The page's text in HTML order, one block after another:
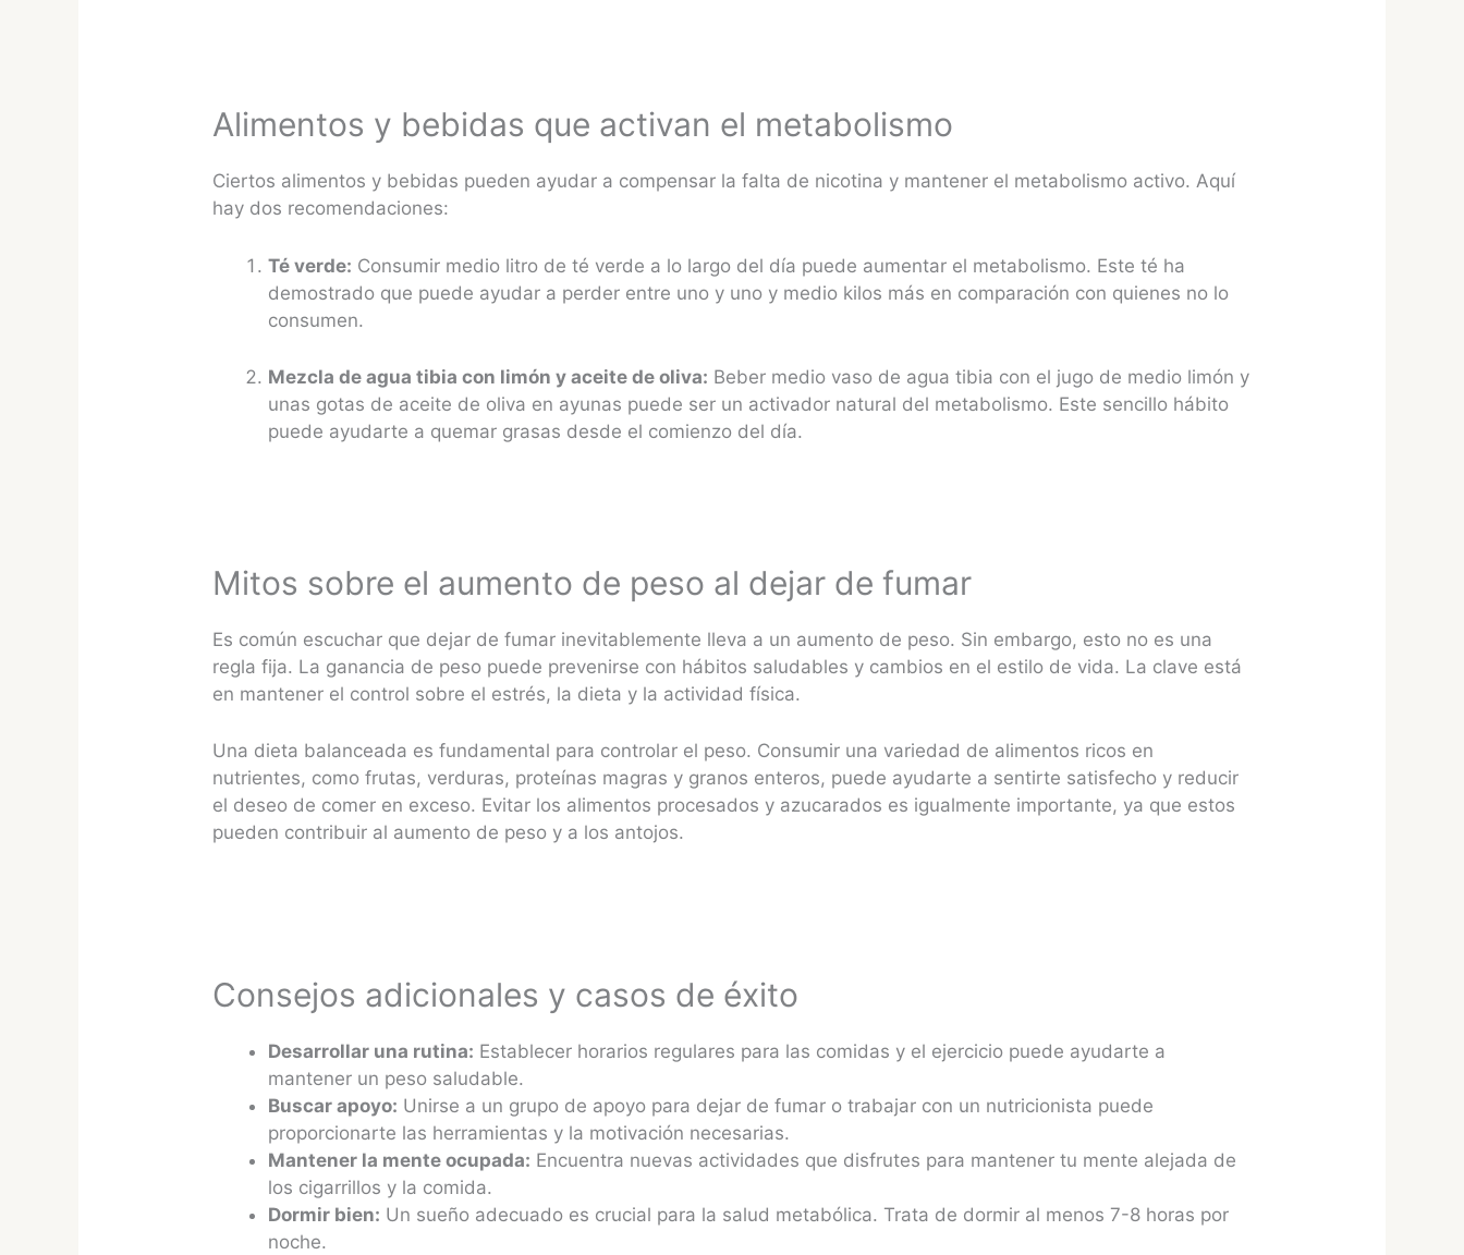
Alimentos y bebidas que activan el metabolismo
Ciertos alimentos y bebidas pueden ayudar a compensar la falta de nicotina y mantener el metabolismo activo. Aquí
hay dos recomendaciones:
Té verde: Consumir medio litro de té verde a lo largo del día puede aumentar el metabolismo. Este té ha
demostrado que puede ayudar a perder entre uno y uno y medio kilos más en comparación con quienes no lo
consumen.
Mezcla de agua tibia con limón y aceite de oliva: Beber medio vaso de agua tibia con el jugo de medio limón y
unas gotas de aceite de oliva en ayunas puede ser un activador natural del metabolismo. Este sencillo hábito
puede ayudarte a quemar grasas desde el comienzo del día.
Mitos sobre el aumento de peso al dejar de fumar
Es común escuchar que dejar de fumar inevitablemente lleva a un aumento de peso. Sin embargo, esto no es una
regla fija. La ganancia de peso puede prevenirse con hábitos saludables y cambios en el estilo de vida. La clave está
en mantener el control sobre el estrés, la dieta y la actividad física.
Una dieta balanceada es fundamental para controlar el peso. Consumir una variedad de alimentos ricos en
nutrientes, como frutas, verduras, proteínas magras y granos enteros, puede ayudarte a sentirte satisfecho y reducir
el deseo de comer en exceso. Evitar los alimentos procesados y azucarados es igualmente importante, ya que estos
pueden contribuir al aumento de peso y a los antojos.
Consejos adicionales y casos de éxito
Desarrollar una rutina: Establecer horarios regulares para las comidas y el ejercicio puede ayudarte a
mantener un peso saludable.
Buscar apoyo: Unirse a un grupo de apoyo para dejar de fumar o trabajar con un nutricionista puede
proporcionarte las herramientas y la motivación necesarias.
Mantener la mente ocupada: Encuentra nuevas actividades que disfrutes para mantener tu mente alejada de
los cigarrillos y la comida.
Dormir bien: Un sueño adecuado es crucial para la salud metabólica. Trata de dormir al menos 7-8 horas por
noche.